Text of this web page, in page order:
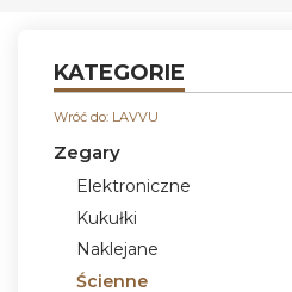
KATEGORIE
Wróć do: LAVVU
Zegary
Elektroniczne
Kukułki
Naklejane
Ścienne